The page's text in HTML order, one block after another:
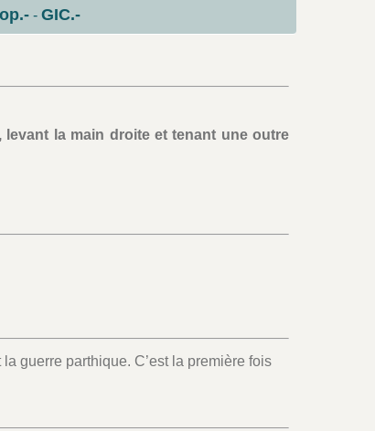
- GIC.-
levant la main droite et tenant une outre
guerre parthique. C’est la première fois